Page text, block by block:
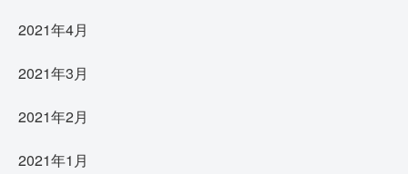
2021年4月
2021年3月
2021年2月
2021年1月